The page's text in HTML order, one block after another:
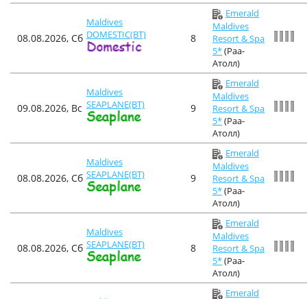
08.08.2026, Сб
Maldives
DOMESTIC(BT)
8
Emerald
Maldives
Resort & Spa
5*(Раа-
Атолл)
09.08.2026, Вс
Maldives
SEAPLANE(BT)
9
Emerald
Maldives
Resort & Spa
5*(Раа-
Атолл)
08.08.2026, Сб
Maldives
SEAPLANE(BT)
9
Emerald
Maldives
Resort & Spa
5*(Раа-
Атолл)
08.08.2026, Сб
Maldives
SEAPLANE(BT)
8
Emerald
Maldives
Resort & Spa
5*(Раа-
Атолл)
Emerald